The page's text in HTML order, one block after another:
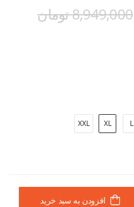
8,949,000 تومان
L
XL
XXL
افزودن به سبد خرید